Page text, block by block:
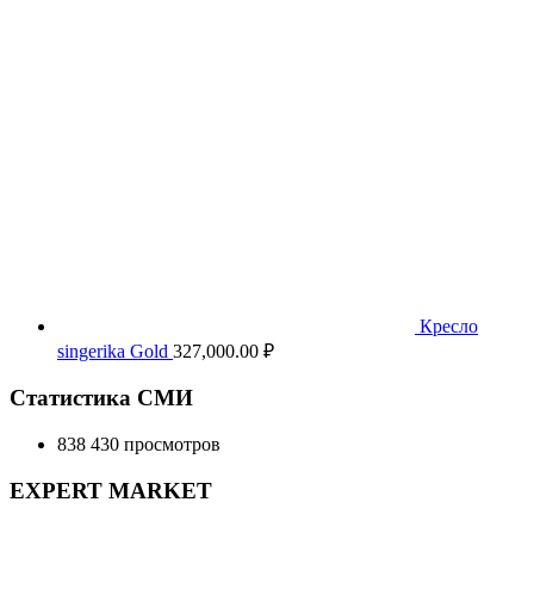
Кресло
singerika Gold 327,000.00 ₽
Статистика СМИ
838 430 просмотров
EXPERT MARKET